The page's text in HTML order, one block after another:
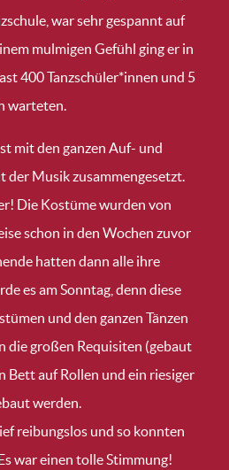
war sehr gespannt auf
mulmigen Gefühl ging er in
400 Tanzschüler*innen und 5
warteten.
mit den ganzen Auf- und
der Musik zusammengesetzt.
Die Kostüme wurden von
schon in den Wochen zuvor
hatten dann alle ihre
es am Sonntag, denn diese
und den ganzen Tänzen
die großen Requisiten (gebaut
Bett auf Rollen und ein riesiger
werden.
reibungslos und so konnten
war einen tolle Stimmung!